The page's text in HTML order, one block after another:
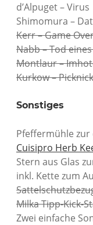
d’Alpuget – Virus
Shimomura –
Kerr – Game
Nabb – Tod
Montlaur –
Kurkow –
Sonstiges
Pfeffermühle
Cuisipro Herb
Stern aus Glas
inkl. Kette zum
Milka Tipp-Kick-
Zwei einfache